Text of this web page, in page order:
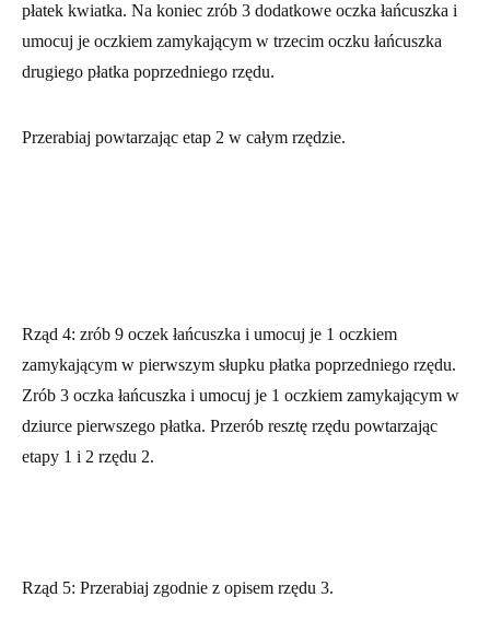
łańcuszka i zrób 2 słupki w tej dziurce, aby stworzyć drugi
płatek kwiatka. Na koniec zrób 3 dodatkowe oczka łańcuszka i
umocuj je oczkiem zamykającym w trzecim oczku łańcuszka
Rząd 4:zrób 9 oczek łańcuszka i umocuj je 1 oczkiem
zamykającym w pierwszym słupku płatka poprzedniego rzędu.
Zrób 3 oczka łańcuszka i umocuj je 1 oczkiem zamykającym w
dziurce pierwszego płatka. Przerób resztę rzędu powtarzając